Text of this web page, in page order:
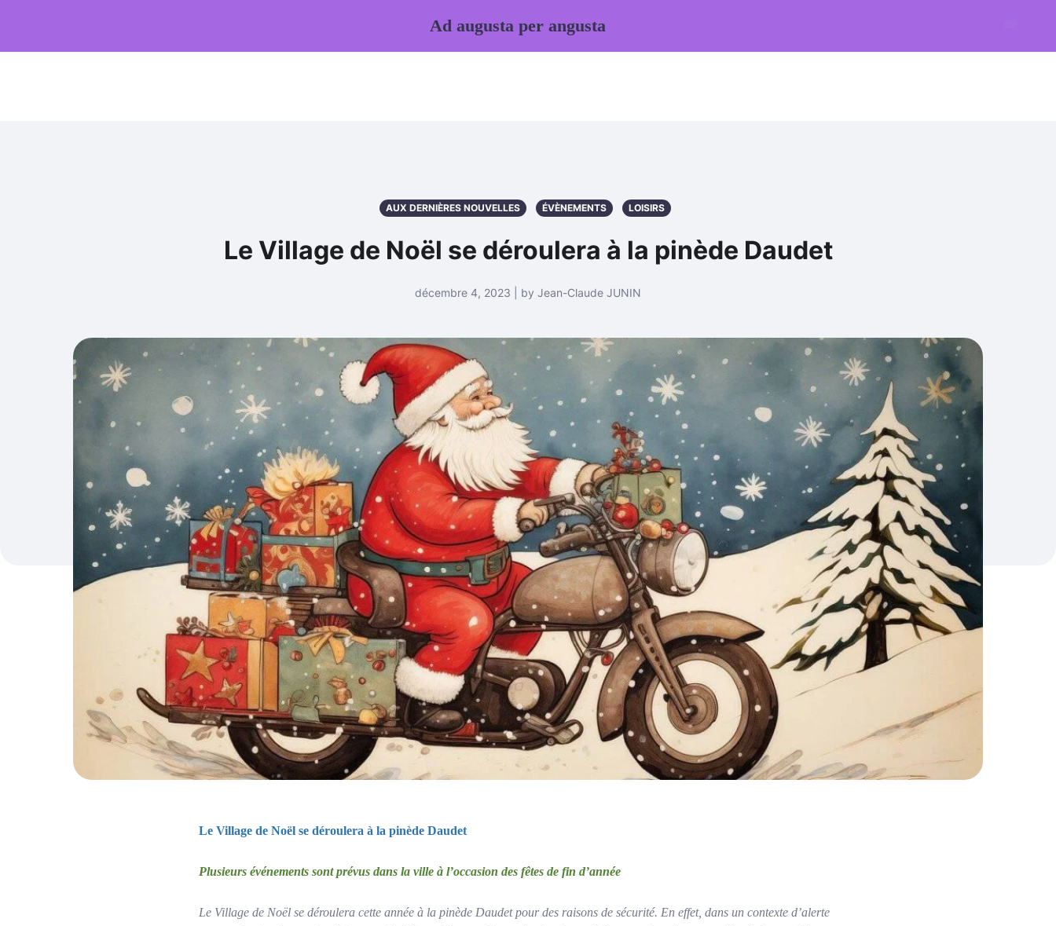
AUX DERNIÈRES NOUVELLES ÉVÈNEMENTS LOISIRS
Le Village de Noël se déroulera à la pinède Daudet
décembre 4, 2023 | by Jean-Claude JUNIN
Le Village de Noël se déroulera à la pinède Daudet
Plusieurs événements sont prévus dans la ville à l’occasion des fêtes de fin d’année
Le Village de Noël se déroulera cette année à la pinède Daudet pour des raisons de sécurité. En effet, dans un contexte d’alerte
Ad augusta per angusta